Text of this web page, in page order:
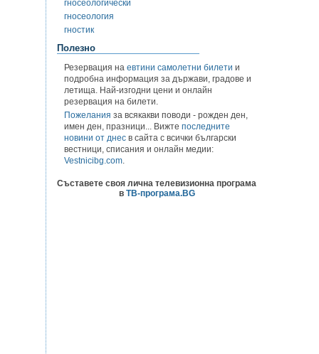
гносеологически
гносеология
гностик
Полезно
Резервация на евтини самолетни билети и
подробна информация за държави, градове и
летища. Най-изгодни цени и онлайн
резервация на билети.
Пожелания за всякакви поводи - рожден ден,
имен ден, празници... Вижте последните
новини от днес в сайта с всички български
вестници, списания и онлайн медии:
Vestnicibg.com.
Съставете своя лична телевизионна програма
в ТВ-програма.BG